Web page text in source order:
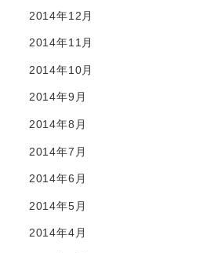
2014年12月
2014年11月
2014年10月
2014年9月
2014年8月
2014年7月
2014年6月
2014年5月
2014年4月